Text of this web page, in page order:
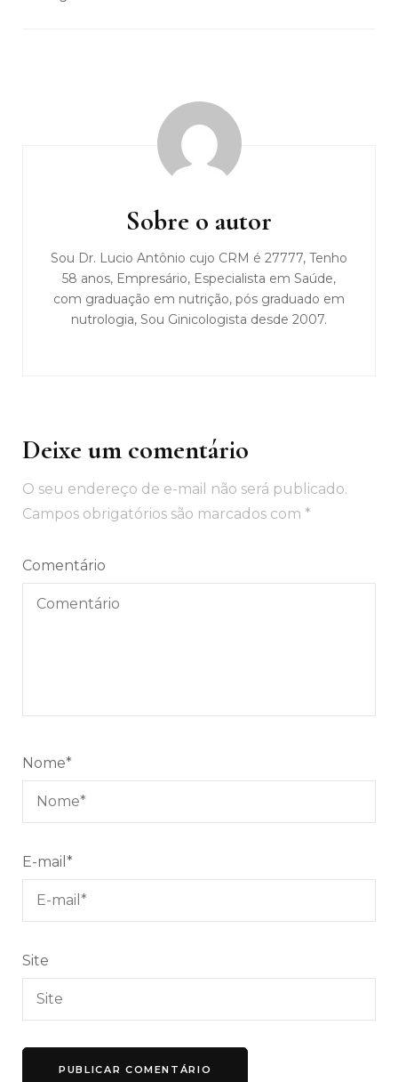
Sobre o autor
Sou Dr. Lucio Antônio cujo CRM é 27777, Tenho
58 anos, Empresário, Especialista em Saúde,
com graduação em nutrição, pós graduado em
nutrologia, Sou Ginicologista desde 2007.
Deixe um comentário
O seu endereço de e-mail não será publicado.
Campos obrigatórios são marcados com *
Comentário
Nome*
E-mail *
Site